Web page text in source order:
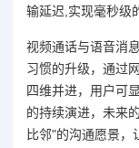
输延迟,实现毫秒级
视频通话与语音消
习惯的升级，通过
四维并进，用户可
的持续演进，未来
比邻"的沟通愿景，